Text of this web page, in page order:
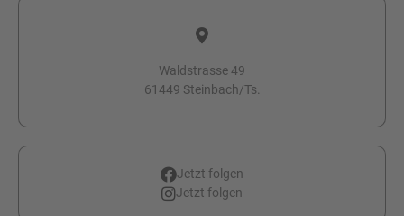
Waldstrasse 49
61449 Steinbach/Ts.
Jetzt folgen
Jetzt folgen